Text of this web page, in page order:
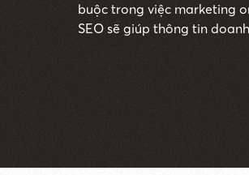
buộc trong việc marketing
SEO sẽ giúp thông tin